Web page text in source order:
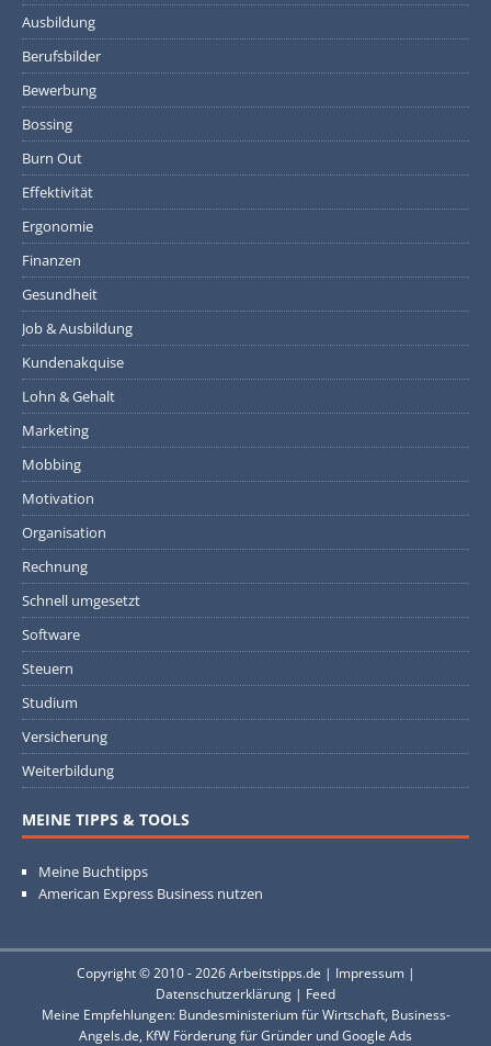
Ausbildung
Berufsbilder
Bewerbung
Bossing
Burn Out
Effektivität
Ergonomie
Finanzen
Gesundheit
Job & Ausbildung
Kundenakquise
Lohn & Gehalt
Marketing
Mobbing
Motivation
Organisation
Rechnung
Schnell umgesetzt
Software
Steuern
Studium
Versicherung
Weiterbildung
MEINE TIPPS & TOOLS
Meine Buchtipps
American Express Business nutzen
Copyright © 2010 - 2026Arbeitstipps.de | Impressum|
Datenschutzerklärung | Feed
Meine Empfehlungen: Bundesministerium für Wirtschaft, Business-
Angels.de, KfW Förderung für Gründer undGoogle Ads